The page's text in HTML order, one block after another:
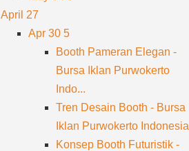
April 27
Apr 305
Booth Pameran Elegan -
Bursa Iklan Purwokerto
Indo...
Tren Desain Booth - Bursa
Iklan Purwokerto Indonesia
Konsep Booth Futuristik -